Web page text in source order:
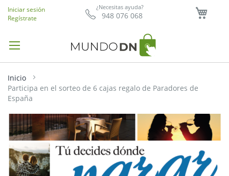
¿Necesitas ayuda?
948 076 068
Iniciar sesión
Regístrate
Inicio
Participa en el sorteo de 6 cajas regalo de Paradores de
España
Saltar
al
final
de
la
galería